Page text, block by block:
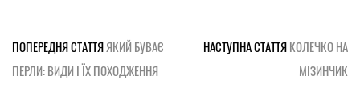
ПОПЕРЕДНЯ СТАТТЯЯКИЙ БУВАЄ
ПЕРЛИ: ВИДИ І ЇХ ПОХОДЖЕННЯ
НАСТУПНА СТАТТЯКОЛЕЧКО НА
МІЗИНЧИК